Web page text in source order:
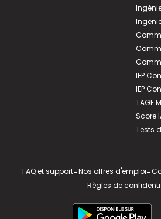
IEP
IEP
TAGE
Score
Tests
FAQ et support-Nos offres d'emploi-
Règles de